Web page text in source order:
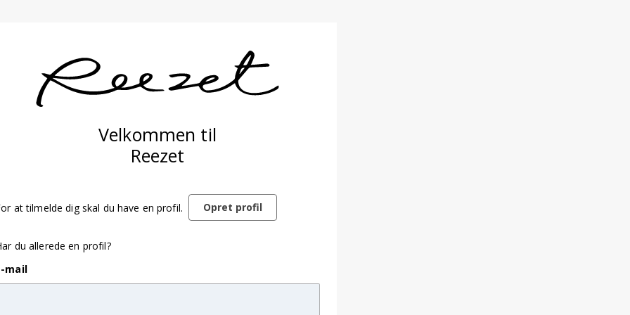
Velkommen til
Reezet
at tilmelde dig skal du have en profil. Opret profil
du allerede en profil?
mail